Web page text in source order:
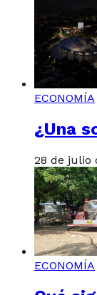
ECONOMÍA
¿Una
28 de julio
ECONOMÍA